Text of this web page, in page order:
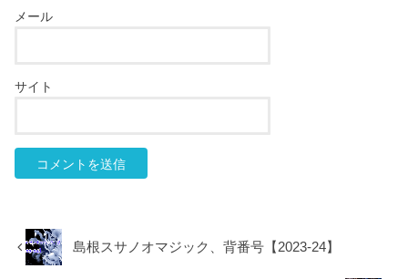
メール
サイト
島根スサノオマジック、背番号【2023-24】